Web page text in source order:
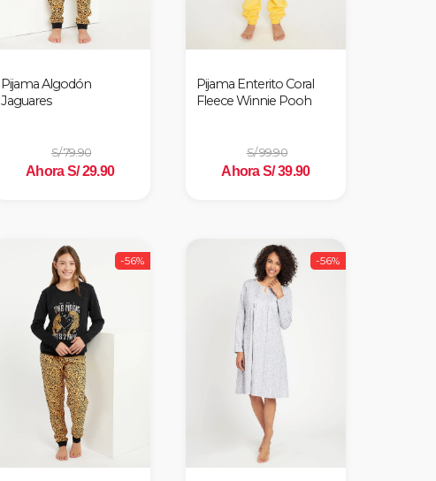
Pijama Algodón
Jaguares
S/ 79.90
Ahora S/ 29.90
Pijama Enterito Coral
Fleece Winnie Pooh
S/ 99.90
Ahora S/ 39.90
-56% -56%